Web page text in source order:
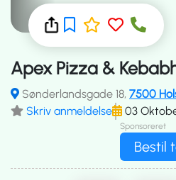
Apex Pizza &
Sønderlandsgade 18, 7500
Skriv anmeldelse
03
Sponsoreret
Bestil